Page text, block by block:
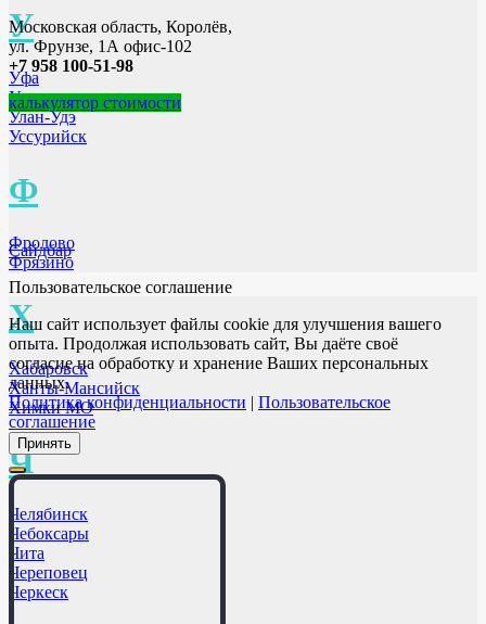
У
Уфа
Ульяновск
Улан-Удэ
Уссурийск
Ф
Фролово
Фрязино
Х
Хабаровск
Ханты-Мансийск
Химки МО
Ч
Челябинск
Чебоксары
Чита
Череповец
Черкеск
Московская область, Королёв,
ул. Фрунзе, 1А офис-102
+7 958 100-51-98
калькулятор стоимости
Сайдбар
Пользовательское соглашение
Наш сайт использует файлы cookie для улучшения вашего
опыта. Продолжая использовать сайт, Вы даёте своё
согласие на обработку и хранение Ваших персональных
данных.
Политика конфиденциальности | Пользовательское
соглашение
Принять